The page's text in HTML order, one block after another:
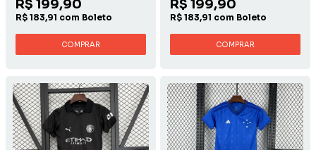
R$ 199,90
R$ 183,91 com Boleto
COMPRAR
R$ 199,90
R$ 183,91 com Boleto
COMPRAR